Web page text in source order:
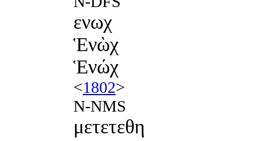
ενωχ
Ἑνὼχ
Ἑνώχ
<1802>
N-NMS
μετετεθη